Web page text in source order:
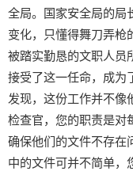
全局。国家安全局的局
变化，只懂得舞刀弄枪
被踏实勤恳的文职人员
接受了这一任命，成为
发现，这份工作并不
检查官，您的职责是对
确保他们的文件不存在
中的文件可并不简单，